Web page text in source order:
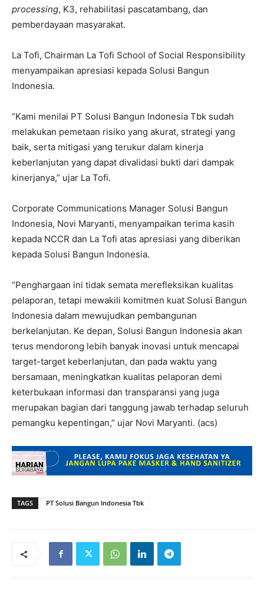
processing, K3, rehabilitasi pascatambang, dan
pemberdayaan masyarakat.
La Tofi, Chairman La Tofi School of Social Responsibility
menyampaikan apresiasi kepada Solusi Bangun
Indonesia.
“Kami menilai PT Solusi Bangun Indonesia Tbk sudah
melakukan pemetaan risiko yang akurat, strategi yang
baik, serta mitigasi yang terukur dalam kinerja
keberlanjutan yang dapat divalidasi bukti dari dampak
kinerjanya,” ujar La Tofi.
Corporate Communications Manager Solusi Bangun
Indonesia, Novi Maryanti, menyampaikan terima kasih
kepada NCCR dan La Tofi atas apresiasi yang diberikan
kepada Solusi Bangun Indonesia.
“Penghargaan ini tidak semata merefleksikan kualitas
pelaporan, tetapi mewakili komitmen kuat Solusi Bangun
Indonesia dalam mewujudkan pembangunan
berkelanjutan. Ke depan, Solusi Bangun Indonesia akan
terus mendorong lebih banyak inovasi untuk mencapai
target-target keberlanjutan, dan pada waktu yang
bersamaan, meningkatkan kualitas pelaporan demi
keterbukaan informasi dan transparansi yang juga
merupakan bagian dari tanggung jawab terhadap seluruh
pemangku kepentingan,” ujar Novi Maryanti. (acs)
TAGS PT Solusi Bangun Indonesia Tbk